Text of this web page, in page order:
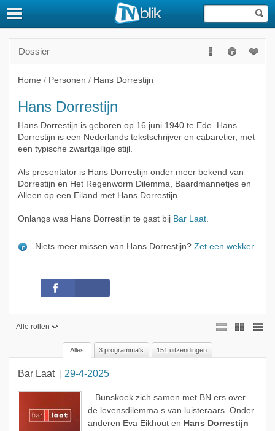
Dossier
Home / Personen / Hans Dorrestijn
Hans Dorrestijn
Hans Dorrestijn is geboren op 16 juni 1940 te Ede. Hans
Dorrestijn is een Nederlands tekstschrijver en cabaretier, met
een typische zwartgallige stijl.
Als presentator is Hans Dorrestijn onder meer bekend van
Dorrestijn en Het Regenworm Dilemma, Baardmannetjes en
Alleen op een Eiland met Hans Dorrestijn.
Onlangs was Hans Dorrestijn te gast bij Bar Laat.
Niets meer missen van Hans Dorrestijn? Zet een wekker.
Alle rollen
Alle rollen
Geen rol
Gast
Alles 3 programma's 151 uitzendingen
Bar Laat 29-4-2025
...Bunskoek zich samen met BN ers over
de levensdilemma s van luisteraars. Onder
anderen Eva Eikhout en Hans Dorrestijn